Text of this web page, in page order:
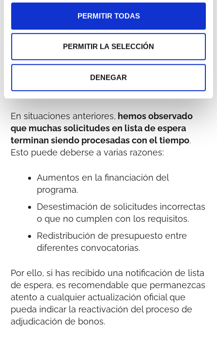
PERMITIR TODAS
PERMITIR LA SELECCIÓN
DENEGAR
El agotamiento de los fondos ha
(empresas de 10 a 49 empleados)
y II (empresas de 3 a 9 empleados)
En situaciones anteriores, hemos observado
que muchas solicitudes en lista de espera
terminan siendo procesadas con el tiempo.
Esto puede deberse a varias razones:
Aumentos en la financiación del
programa.
Desestimación de solicitudes incorrectas
o que no cumplen con los requisitos.
Redistribución de presupuesto entre
diferentes convocatorias.
Por ello, si has recibido una notificación de lista
de espera, es recomendable que permanezcas
atento a cualquier actualización oficial que
pueda indicar la reactivación del proceso de
adjudicación de bonos.